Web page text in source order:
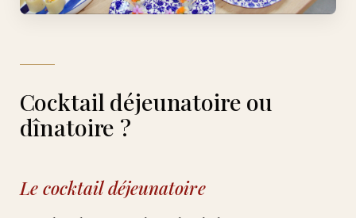
Cocktail déjeunatoire ou
dînatoire ?
Le cocktail déjeunatoire